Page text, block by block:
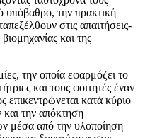
υπόβαθρο, την πρακτική
στις απαιτήσεις-
και της
την οποία εφαρμόζει το
και τους φοιτητές έναν
επικεντρώνεται κατά κύριο
την απόκτηση
μέσα από την υλοποίηση